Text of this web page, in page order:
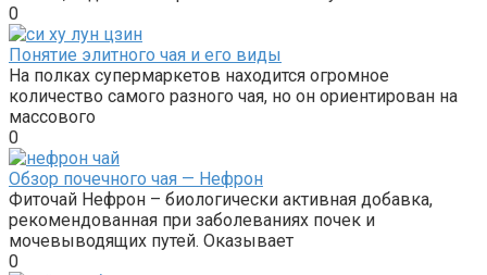
0
Понятие элитного чая и его виды
На полках супермаркетов находится огромное
количество самого разного чая, но он ориентирован на
массового
0
Обзор почечного чая — Нефрон
Фиточай Нефрон – биологически активная добавка,
рекомендованная при заболеваниях почек и
мочевыводящих путей. Оказывает
0